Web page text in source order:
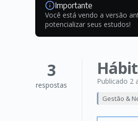
Importante
Você está vendo a versão
potencializar seus estudos!
3
respostas Publicado 2
Gestão &